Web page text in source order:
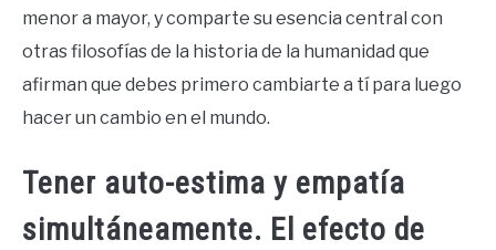
menor a mayor, y comparte su esencia central con
otras filosofías de la historia de la humanidad que
afirman que debes primero cambiarte a tí para luego
hacer un cambio en el mundo.
Tener auto-estima y empatía
simultáneamente. El efecto de